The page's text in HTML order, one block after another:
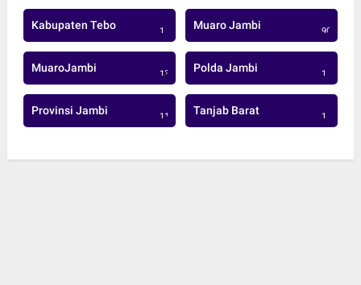
Kabupaten Tebo 1 Muaro Jambi 906
MuaroJambi 137 Polda Jambi 1
Provinsi Jambi 113 Tanjab Barat 1